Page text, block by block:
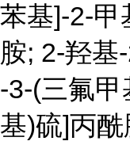
苯基]-2-甲
胺; 2-羟基
-3-(三氟
基)硫]丙